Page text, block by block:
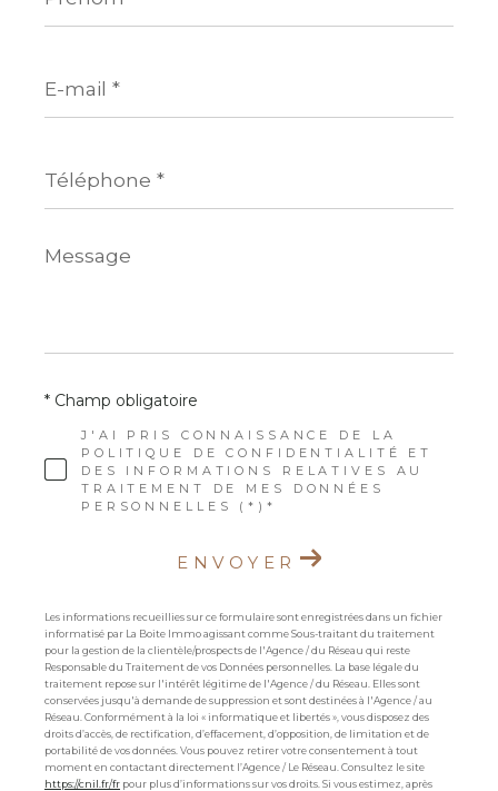
mail
*
*
Message
*
J'AI PRIS CONNAISSANCE DE LA
POLITIQUE DE CONFIDENTIALITÉ ET
DES INFORMATIONS RELATIVES AU
TRAITEMENT DE MES DONNÉES
PERSONNELLES (*)*
* Champ obligatoire
ENVOYER
Les informations recueillies sur ce formulaire sont enregistrées dans un fichier
informatisé par La Boite Immo agissant comme Sous-traitant du traitement
pour la gestion de la clientèle/prospects de l'Agence / du Réseau qui reste
Responsable du Traitement de vos Données personnelles. La base légale du
traitement repose sur l'intérêt légitime de l'Agence / du Réseau. Elles sont
conservées jusqu'à demande de suppression et sont destinées à l'Agence / au
Réseau. Conformément à la loi « informatique et libertés », vous disposez des
droits d’accès, de rectification, d’effacement, d’opposition, de limitation et de
portabilité de vos données. Vous pouvez retirer votre consentement à tout
moment en contactant directement l’Agence / Le Réseau. Consultez le site
https://cnil.fr/fr pour plus d’informations sur vos droits. Si vous estimez, après